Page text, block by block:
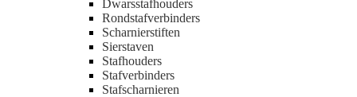
Dwarsstafhouders
Rondstafverbinders
Scharnierstiften
Sierstaven
Stafhouders
Stafverbinders
Stafscharnieren